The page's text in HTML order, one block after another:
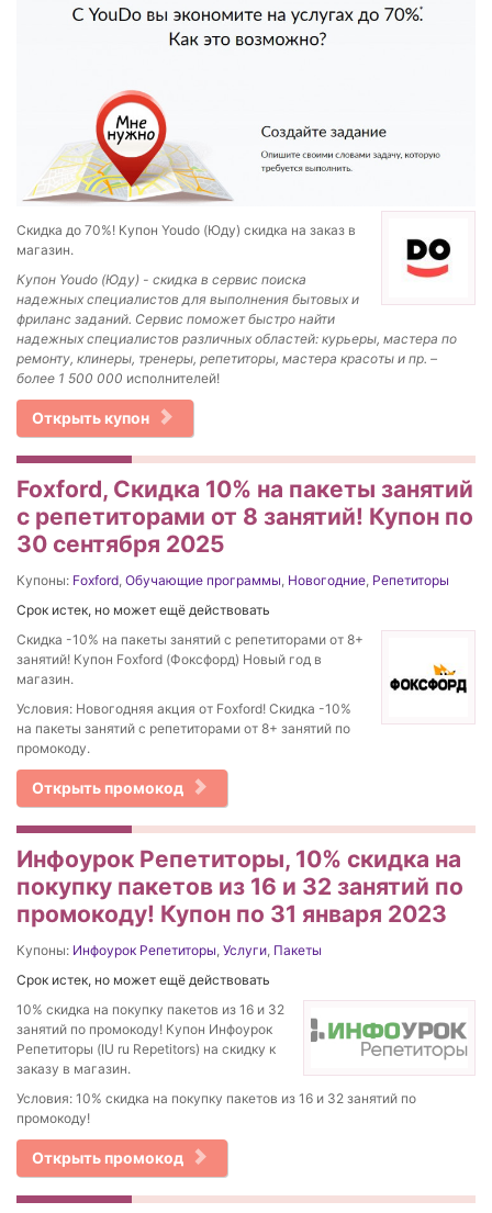
Скидка до 70%! Купон Youdo (Юду) скидка на заказ в
магазин.
Купон Youdo (Юду) - скидка в сервис поиска
надежных специалистов для выполнения бытовых и
фриланс заданий. Сервис поможет быстро найти
надежных специалистов различных областей: курьеры, мастера по
ремонту, клинеры, тренеры, репетиторы, мастера красоты и пр. –
более 1 500 000 исполнителей!
Открыть купон
Foxford, Скидка 10% на пакеты занятий
с репетиторами от 8 занятий! Купон по
30 сентября 2025
Купоны: Foxford, Обучающие программы, Новогодние, Репетиторы
Срок истек, но может ещё действовать
Скидка -10% на пакеты занятий с репетиторами от 8+
занятий! Купон Foxford (Фоксфорд) Новый год в
магазин.
Условия: Новогодняя акция от Foxford! Скидка -10%
на пакеты занятий с репетиторами от 8+ занятий по
промокоду.
Открыть промокод
Инфоурок Репетиторы, 10% скидка на
покупку пакетов из 16 и 32 занятий по
промокоду! Купон по 31 января 2023
Купоны: Инфоурок Репетиторы, Услуги, Пакеты
Срок истек, но может ещё действовать
10% скидка на покупку пакетов из 16 и 32
занятий по промокоду! Купон Инфоурок
Репетиторы (IU ru Repetitors) на скидку к
заказу в магазин.
Условия: 10% скидка на покупку пакетов из 16 и 32 занятий по
промокоду!
Открыть промокод